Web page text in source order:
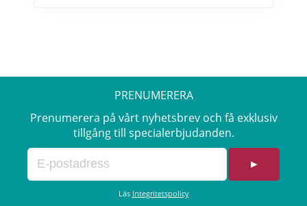
PRENUMERERA
Prenumerera på vårt nyhetsbrev och få exklusiv
tillgång till specialerbjudanden.
►
Läs Integritetspolicy